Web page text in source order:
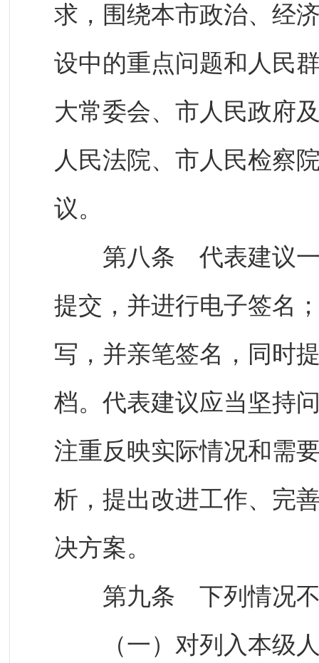
求，围绕本市政治、经
设中的重点问题和人民
大常委会、市人民政府
人民法院、市人民检察
议。
第八条 代表建议一
提交，并进行电子签名
写，并亲笔签名，同时
档。代表建议应当坚持
注重反映实际情况和需
析，提出改进工作、完
决方案。
第九条 下列情况不
（一）对列入本级人